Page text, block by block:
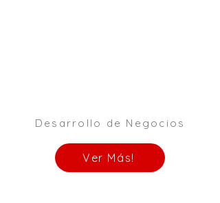
Desarrollo de Negocios
Ver Más!